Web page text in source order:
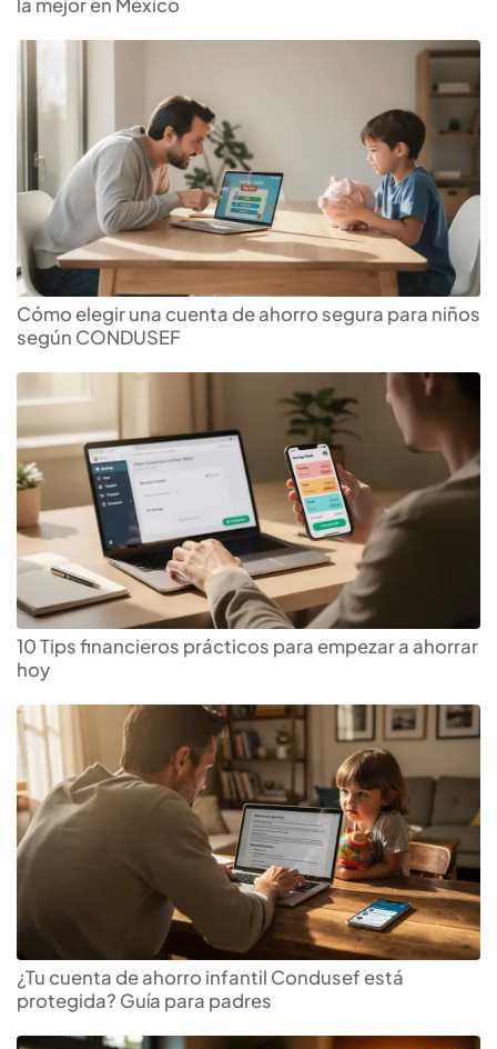
la mejor en México
Cómo elegir una cuenta de ahorro segura para niños
según CONDUSEF
10 Tips financieros prácticos para empezar a ahorrar
hoy
¿Tu cuenta de ahorro infantil Condusef está
protegida? Guía para padres